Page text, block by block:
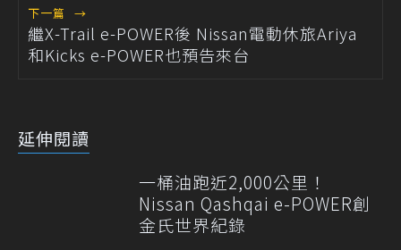
下一篇 →
繼X-Trail e-POWER後 Nissan電動休旅Ariya
和Kicks e-POWER也預告來台
延伸閱讀
一桶油跑近2,000公里！
Nissan Qashqai e-POWER創
金氏世界紀錄